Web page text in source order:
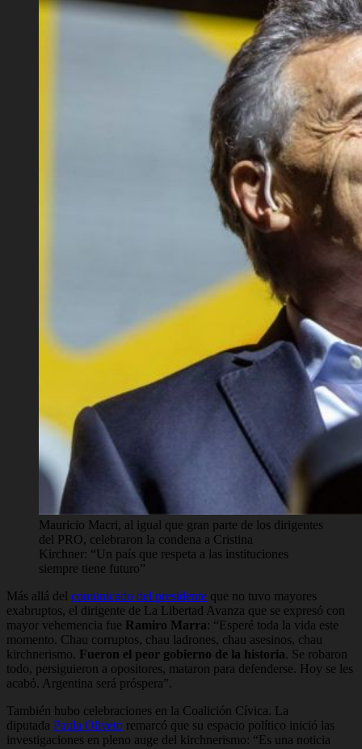
Mauricio Macri, al igual que gran parte de los dirigentes
del PRO, celebraron la condena a Cristina
Kirchner: “Un país que respeta a las instituciones
siempre tiene futuro”
Más allá del comunicado del presidente que no tuvo mayores
exabruptos, el dirigente de La Libertad Avanza que se expresó con
mayor vehemencia fue Ramiro Marra: “Esperé toda la vida este
momento. Chau corruptos, chau ladrones, chau asesinos, chau
kirchnerismo. Fueron el peor gobierno de la historia. Se robaron
todo, persiguieron a opositores, mataron para defenderse. Hoy se les
acabó. Argentina será próspera”.
También hubo celebraciones en la Coalición Cívica. La
diputada Paula Oliveto remarcó que su espacio político inició las
investigaciones en pleno auge del kirchnerismo: “Es una noticia